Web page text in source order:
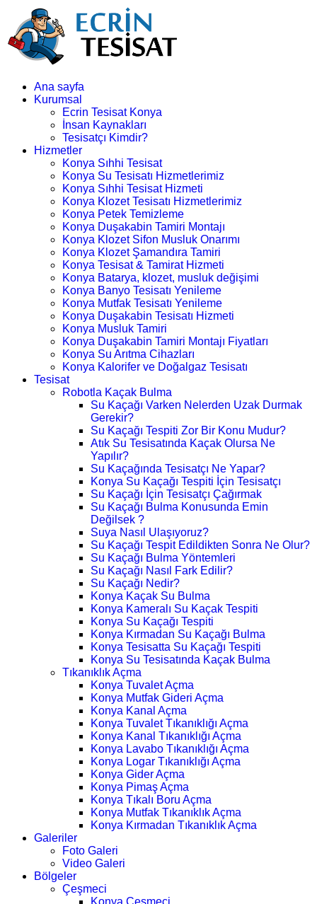
Ana sayfa
Kurumsal
Ecrin Tesisat Konya
İnsan Kaynakları
Tesisatçı Kimdir?
Hizmetler
Konya Sıhhi Tesisat
Konya Su Tesisatı Hizmetlerimiz
Konya Sıhhi Tesisat Hizmeti
Konya Klozet Tesisatı Hizmetlerimiz
Konya Petek Temizleme
Konya Duşakabin Tamiri Montajı
Konya Klozet Sifon Musluk Onarımı
Konya Klozet Şamandıra Tamiri
Konya Tesisat & Tamirat Hizmeti
Konya Batarya, klozet, musluk değişimi
Konya Banyo Tesisatı Yenileme
Konya Mutfak Tesisatı Yenileme
Konya Duşakabin Tesisatı Hizmeti
Konya Musluk Tamiri
Konya Duşakabin Tamiri Montajı Fiyatları
Konya Su Arıtma Cihazları
Konya Kalorifer ve Doğalgaz Tesisatı
Tesisat
Robotla Kaçak Bulma
Su Kaçağı Varken Nelerden Uzak Durmak
Gerekir?
Su Kaçağı Tespiti Zor Bir Konu Mudur?
Atık Su Tesisatında Kaçak Olursa Ne
Yapılır?
Su Kaçağında Tesisatçı Ne Yapar?
Konya Su Kaçağı Tespiti İçin Tesisatçı
Su Kaçağı İçin Tesisatçı Çağırmak
Su Kaçağı Bulma Konusunda Emin
Değilsek ?
Suya Nasıl Ulaşıyoruz?
Su Kaçağı Tespit Edildikten Sonra Ne Olur?
Su Kaçağı Bulma Yöntemleri
Su Kaçağı Nasıl Fark Edilir?
Su Kaçağı Nedir?
Konya Kaçak Su Bulma
Konya Kameralı Su Kaçak Tespiti
Konya Su Kaçağı Tespiti
Konya Kırmadan Su Kaçağı Bulma
Konya Tesisatta Su Kaçağı Tespiti
Konya Su Tesisatında Kaçak Bulma
Tıkanıklık Açma
Konya Tuvalet Açma
Konya Mutfak Gideri Açma
Konya Kanal Açma
Konya Tuvalet Tıkanıklığı Açma
Konya Kanal Tıkanıklığı Açma
Konya Lavabo Tıkanıklığı Açma
Konya Logar Tıkanıklığı Açma
Konya Gider Açma
Konya Pimaş Açma
Konya Tıkalı Boru Açma
Konya Mutfak Tıkanıklık Açma
Konya Kırmadan Tıkanıklık Açma
Galeriler
Foto Galeri
Video Galeri
Bölgeler
Çeşmeci